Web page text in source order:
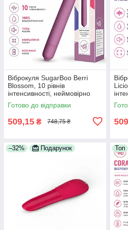
Віброкуля SugarBoo Berri
Blossom, 10 рівнів
інтенсивності, неймовірно
приємний до тіла силікон
Готово до відправки
509,15 ₴ 748,75 ₴
–32% Подарунок Топ